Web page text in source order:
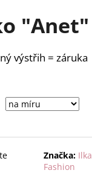
"Anet"
výstřih = záruka
Značka: Ilka
Fashion